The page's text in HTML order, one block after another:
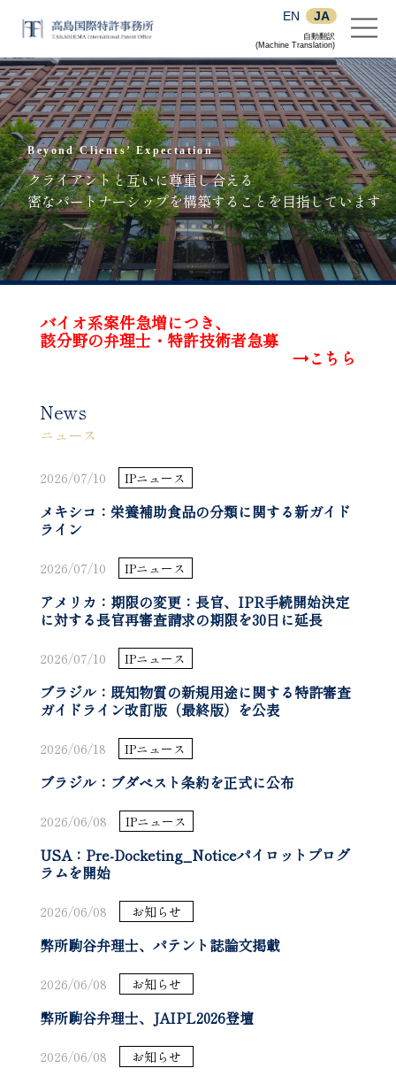
EN JA
自動翻訳
(Machine Translation)
Beyond Clients’ Expectation
クライアントの期待を超える
高品質のサービスを提供する
Beyond Clients’ Expectation
世界が舞台です
Beyond Clients’ Expectation
クライアントと互いに尊重し合える
密なパートナーシップを構築することを目指しています
Beyond Clients’ Expectation
個人の力、事務所全体の力を結集して
一歩踏み込んだ案件の遂行をいたします
Beyond Clients’ Expectation
事務管理の確実性
(AIの導入と多様な電子納品への対応)
バイオ系案件急増につき、
該分野の弁理士・特許技術者急募
→こちら
News
ニュース
2026/07/10 IPニュース
メキシコ：栄養補助食品の分類に関する新ガイド
ライン
2026/07/10 IPニュース
アメリカ：期限の変更：長官、IPR手続開始決定
に対する長官再審査請求の期限を30日に延長
2026/07/10 IPニュース
ブラジル：既知物質の新規用途に関する特許審査
ガイドライン改訂版（最終版）を公表
2026/06/18 IPニュース
ブラジル：ブダペスト条約を正式に公布
2026/06/08 IPニュース
USA：Pre-Docketing_Noticeパイロットプログ
ラムを開始
2026/06/08 お知らせ
弊所駒谷弁理士、パテント誌論文掲載
2026/06/08 お知らせ
弊所駒谷弁理士、JAIPL2026登壇
2026/06/08 お知らせ